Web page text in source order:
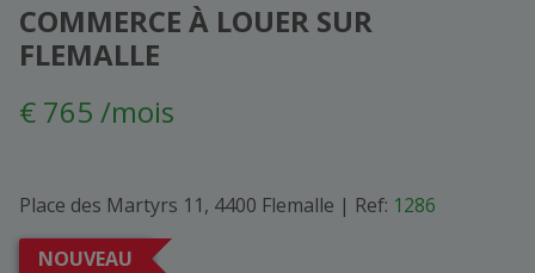
COMMERCE À LOUER SUR
FLEMALLE
€ 765 /mois
Place des Martyrs 11, 4400 Flemalle | Ref: 1286
NOUVEAU